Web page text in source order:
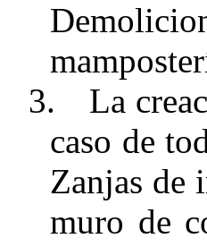
3.
La
caso de
Zanjas de
muro de